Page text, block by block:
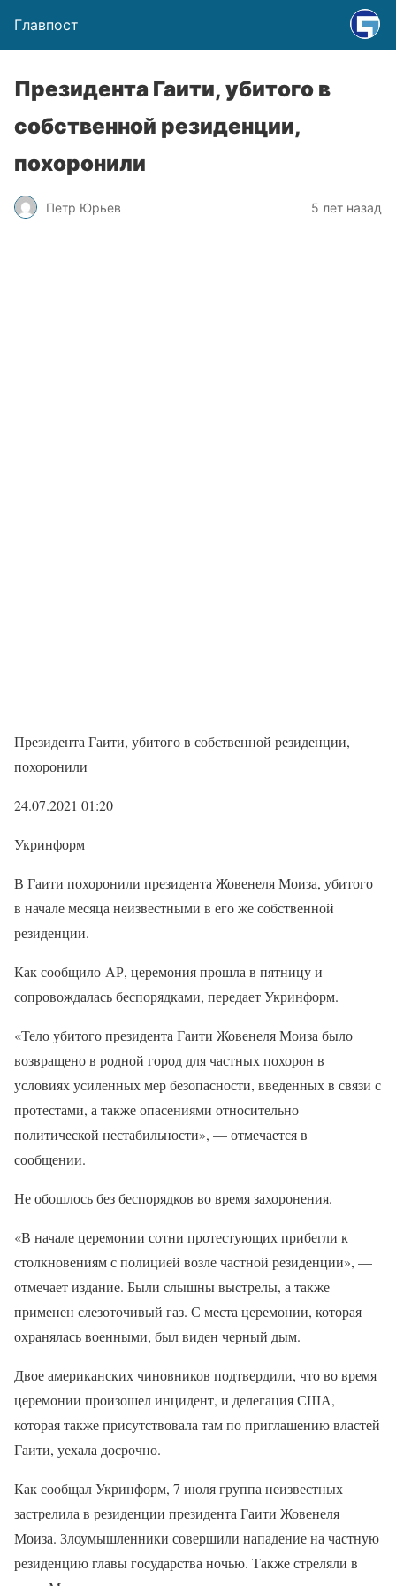
Главпост
Президента Гаити, убитого в
собственной резиденции,
похоронили
Петр Юрьев 5 лет назад
Президента Гаити, убитого в собственной резиденции,
похоронили
24.07.2021 01:20
Укринформ
В Гаити похоронили президента Жовенеля Моиза, убитого
в начале месяца неизвестными в его же собственной
резиденции.
Как сообщило АР, церемония прошла в пятницу и
сопровождалась беспорядками, передает Укринформ.
«Тело убитого президента Гаити Жовенеля Моиза было
возвращено в родной город для частных похорон в
условиях усиленных мер безопасности, введенных в связи с
протестами, а также опасениями относительно
политической нестабильности», — отмечается в
сообщении.
Не обошлось без беспорядков во время захоронения.
«В начале церемонии сотни протестующих прибегли к
столкновениям с полицией возле частной резиденции», —
отмечает издание. Были слышны выстрелы, а также
применен слезоточивый газ. С места церемонии, которая
охранялась военными, был виден черный дым.
Двое американских чиновников подтвердили, что во время
церемонии произошел инцидент, и делегация США,
которая также присутствовала там по приглашению властей
Гаити, уехала досрочно.
Как сообщал Укринформ, 7 июля группа неизвестных
застрелила в резиденции президента Гаити Жовенеля
Моиза. Злоумышленники совершили нападение на частную
резиденцию главы государства ночью. Также стреляли в